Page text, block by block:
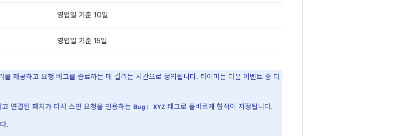
영업일 기준 10일
영업일 기준 15일
를 제공하고 요청 버그를 종료하는 데 걸리는 시간으로 정의됩니다. 타이머는 다음 이벤트 중 더
연결된 패치가 다시 스핀 요청을 인용하는 Bug: XYZ 태그로 올바르게 형식이 지정됩니다.
.